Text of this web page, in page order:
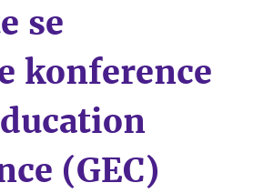
se
konference
(GEC)